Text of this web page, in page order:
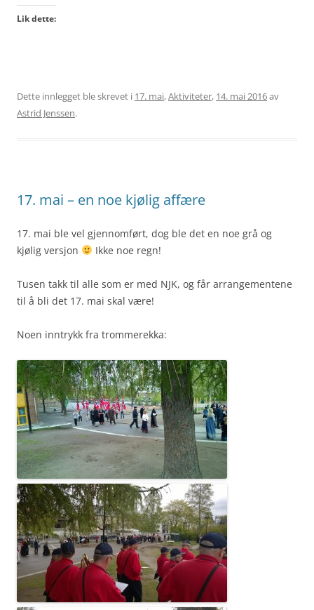
Lik dette:
Dette innlegget ble skrevet i 17. mai,Aktiviteter, 14. mai 2016av
Astrid Jenssen.
17. mai – en noe kjølig affære
17. mai ble vel gjennomført, dog ble det en noe grå og
kjølig versjon
Ikke noe regn!
Tusen takk til alle som er med NJK, og får arrangementene
til å bli det 17. mai skal være!
Noen inntrykk fra trommerekka: